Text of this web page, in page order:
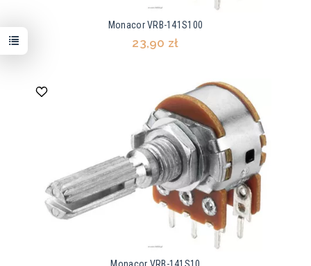
Monacor VRB-141S100
23,90 zł